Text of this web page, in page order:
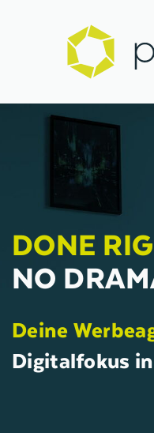
DONE
NO
Deine
Digitalfokus